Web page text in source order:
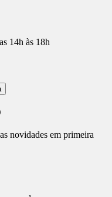
14h às 18h
novidades em primeira